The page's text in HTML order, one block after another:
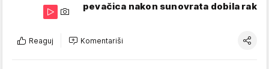
pevačica nakon sunovrata dobila rak
Reaguj Komentariši